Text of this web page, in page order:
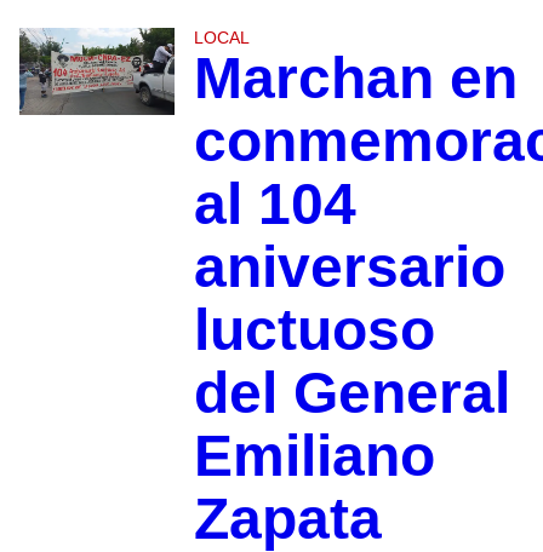
LOCAL
Marchan en
al 104
aniversario
luctuoso
del General
Emiliano
Zapata